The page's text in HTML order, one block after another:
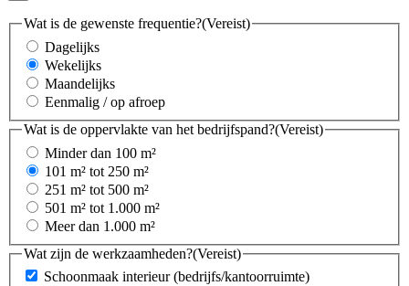
Wat is de gewenste frequentie?(Vereist)
Dagelijks
Wekelijks
Maandelijks
Eenmalig / op afroep
Wat is de oppervlakte van het bedrijfspand?(Vereist)
Minder dan 100 m²
101 m² tot 250 m²
251 m² tot 500 m²
501 m² tot 1.000 m²
Meer dan 1.000 m²
Wat zijn de werkzaamheden?(Vereist)
Schoonmaak interieur (bedrijfs/kantoorruimte)